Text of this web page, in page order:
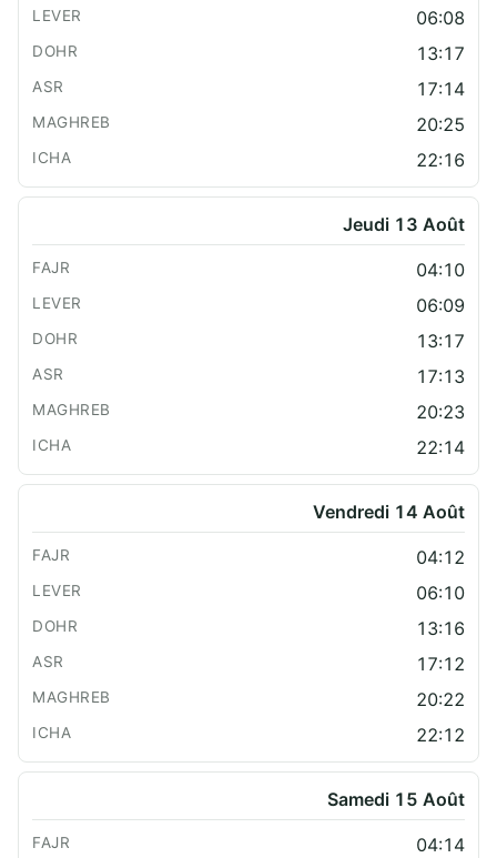
06:08
13:17
17:14
20:25
22:16
Jeudi 13 Août
04:10
06:09
13:17
17:13
20:23
22:14
Vendredi 14 Août
04:12
06:10
13:16
17:12
20:22
22:12
Samedi 15 Août
04:14